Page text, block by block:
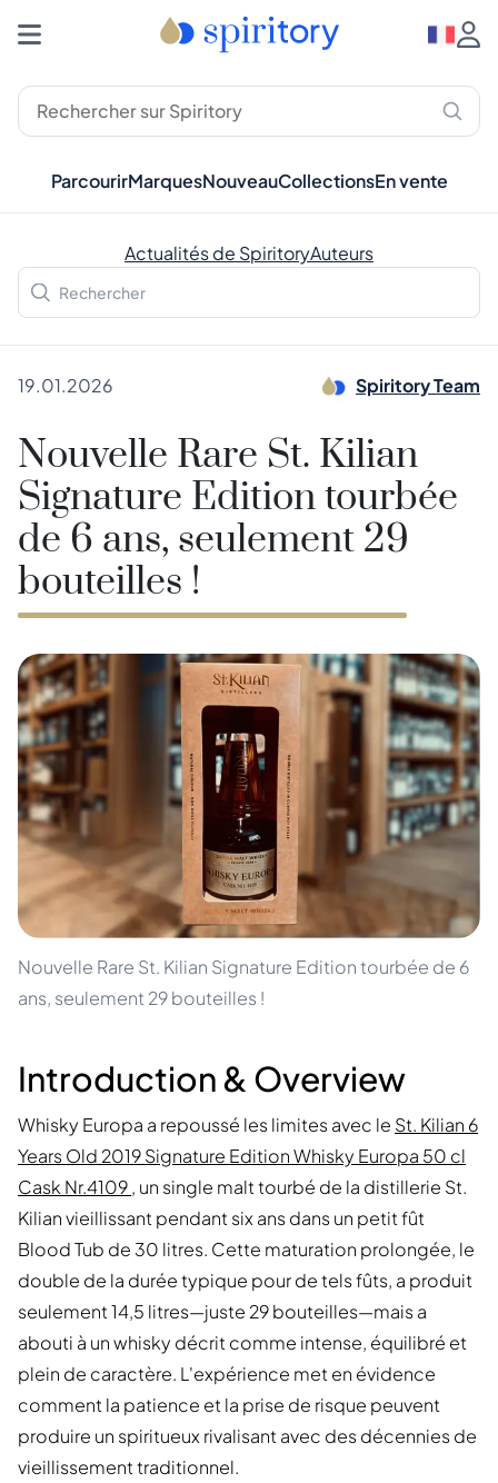
ParcourirMarquesNouveauCollectionsEn vente
Actualités de SpiritoryAuteurs
19.01.2026 Spiritory Team
Nouvelle Rare St. Kilian
Signature Edition tourbée
de 6 ans, seulement 29
bouteilles !
Nouvelle Rare St. Kilian Signature Edition tourbée de 6
ans, seulement 29 bouteilles !
Introduction & Overview
Whisky Europa a repoussé les limites avec le St. Kilian 6
Years Old 2019 Signature Edition Whisky Europa 50 cl
Cask Nr.4109, un single malt tourbé de la distillerie St.
Kilian vieillissant pendant six ans dans un petit fût
Blood Tub de 30 litres. Cette maturation prolongée, le
double de la durée typique pour de tels fûts, a produit
seulement 14,5 litres—juste 29 bouteilles—mais a
abouti à un whisky décrit comme intense, équilibré et
plein de caractère. L'expérience met en évidence
comment la patience et la prise de risque peuvent
produire un spiritueux rivalisant avec des décennies de
vieillissement traditionnel.